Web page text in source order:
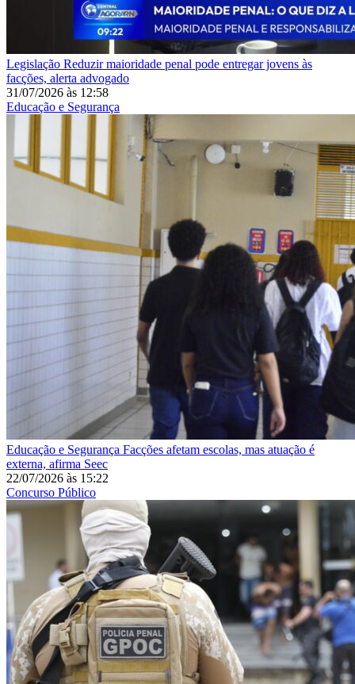
Legislação Reduzir maioridade penal pode entregar jovens às
facções, alerta advogado
31/07/2026 às 12:58
Educação e Segurança
Educação e Segurança Facções afetam escolas, mas atuação é
externa, afirma Seec
22/07/2026 às 15:22
Concurso Público